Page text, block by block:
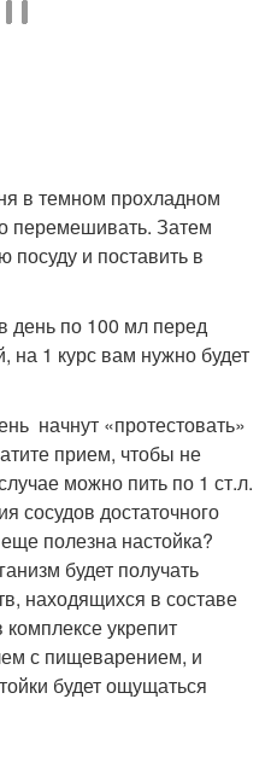
в темном прохладном
перемешивать. Затем
посуду и поставить в
день по 100 мл перед
на 1 курс вам нужно будет
начнут «протестовать»
прием, чтобы не
можно пить по 1 ст.л.
сосудов достаточного
полезна настойка?
будет получать
находящихся в составе
укрепит
с пищеварением, и
будет ощущаться